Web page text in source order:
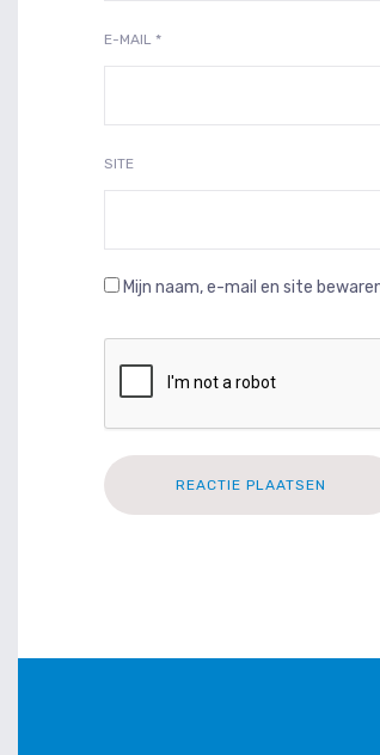
E-MAIL *
SITE
Mijn naam, e-mail en site